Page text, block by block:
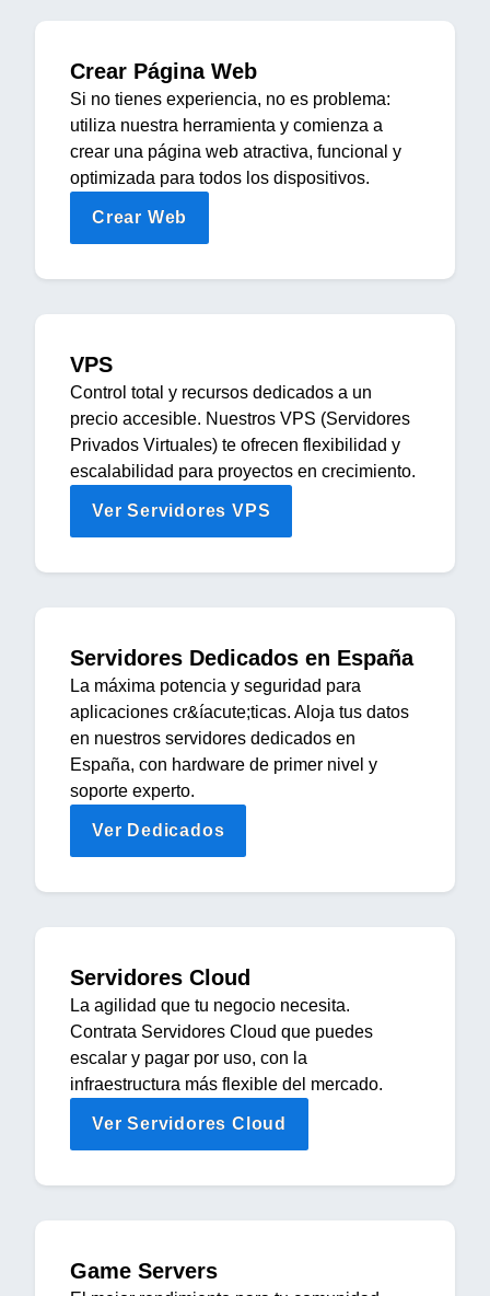
Crear Página Web
Si no tienes experiencia, no es problema:
utiliza nuestra herramienta y comienza a
crear una página web atractiva, funcional y
optimizada para todos los dispositivos.
Crear Web
VPS
Control total y recursos dedicados a un
precio accesible. Nuestros VPS (Servidores
Privados Virtuales) te ofrecen flexibilidad y
escalabilidad para proyectos en crecimiento.
Ver Servidores VPS
Servidores Dedicados en España
La máxima potencia y seguridad para
aplicaciones cr&íacute;ticas. Aloja tus datos
en nuestros servidores dedicados en
España, con hardware de primer nivel y
soporte experto.
Ver Dedicados
Servidores Cloud
La agilidad que tu negocio necesita.
Contrata Servidores Cloud que puedes
escalar y pagar por uso, con la
infraestructura más flexible del mercado.
Ver Servidores Cloud
Game Servers